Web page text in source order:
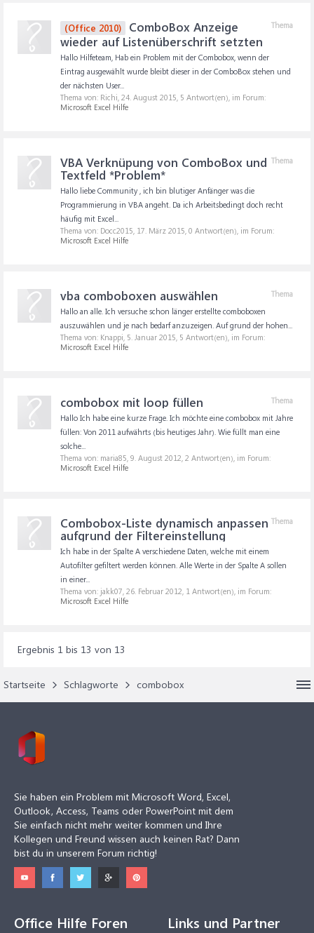
Thema
(Office 2010)
ComboBox Anzeige
wieder auf Listenüberschrift setzten
Hallo Hilfeteam, Hab ein Problem mit der Combobox, wenn der
Eintrag ausgewählt wurde bleibt dieser in der ComboBox stehen und
der nächsten User...
Thema von: Richi, 24. August 2015, 5 Antwort(en), im Forum:
Microsoft Excel Hilfe
Thema
VBA Verknüpung von ComboBox und
Textfeld *Problem*
Hallo liebe Community , ich bin blutiger Anfänger was die
Programmierung in VBA angeht. Da ich Arbeitsbedingt doch recht
häufig mit Excel...
Thema von: Docc2015, 17. März 2015, 0 Antwort(en), im Forum:
Microsoft Excel Hilfe
Thema
vba comboboxen auswählen
Hallo an alle. Ich versuche schon länger erstellte comboboxen
auszuwählen und je nach bedarf anzuzeigen. Auf grund der hohen...
Thema von: Knappi, 5. Januar 2015, 5 Antwort(en), im Forum:
Microsoft Excel Hilfe
Thema
combobox mit loop füllen
Hallo Ich habe eine kurze Frage. Ich möchte eine combobox mit Jahre
füllen: Von 2011 aufwährts (bis heutiges Jahr). Wie füllt man eine
solche...
Thema von: maria85, 9. August 2012, 2 Antwort(en), im Forum:
Microsoft Excel Hilfe
Thema
Combobox-Liste dynamisch anpassen
aufgrund der Filtereinstellung
Ich habe in der Spalte A verschiedene Daten, welche mit einem
Autofilter gefiltert werden können. Alle Werte in der Spalte A sollen
in einer...
Thema von: jakk07, 26. Februar 2012, 1 Antwort(en), im Forum:
Microsoft Excel Hilfe
Ergebnis 1 bis 13 von 13
Startseite Schlagworte combobox
Sie haben ein Problem mit Microsoft Word, Excel,
Outlook, Access, Teams oder PowerPoint mit dem
Sie einfach nicht mehr weiter kommen und Ihre
Kollegen und Freund wissen auch keinen Rat? Dann
bist du in unserem Forum richtig!
Office Hilfe Foren Links und Partner